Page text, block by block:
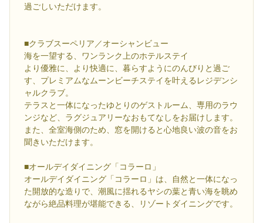
過ごしいただけます。
■クラブスーペリア／オーシャンビュー
海を一望する、ワンランク上のホテルステイ
より優雅に、より快適に、暮らすようにのんびりと過ご
す、プレミアムなムーンビーチステイを叶えるレジデンシ
ャルクラブ。
テラスと一体になったゆとりのゲストルーム、専用のラウ
ンジなど、ラグジュアリーなおもてなしをお届けします。
また、全室海側のため、窓を開けると心地良い波の音をお
聞きいただけます。
■オールデイダイニング「コラーロ」
オールデイダイニング「コラーロ」は、自然と一体になっ
た開放的な造りで、潮風に揺れるヤシの葉と青い海を眺め
ながら絶品料理が堪能できる、リゾートダイニングです。